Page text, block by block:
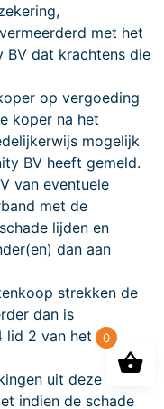
met het
BV dat krachtens die
op vergoeding
koper na het
mogelijk
BV heeft gemeld.
van eventuele
met de
lijden en
dan aan
strekken de
dan is
lid 2 van het
uit deze
indien de schade
0